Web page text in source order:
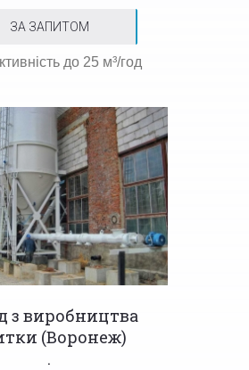
ЗА ЗАПИТОМ
до 25 м³/год
з виробництва
(Воронеж)
.